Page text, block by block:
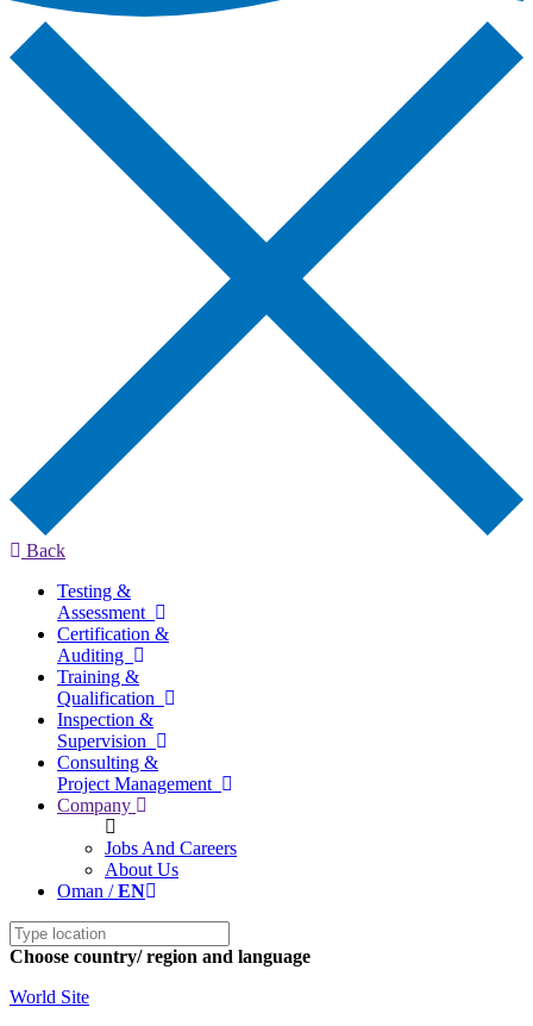
Back
Testing &
Assessment
Certification &
Auditing
Training &
Qualification
Inspection &
Supervision
Consulting &
Project Management
Company
Jobs And Careers
About Us
Oman /EN
Choose country/ region and language
World Site